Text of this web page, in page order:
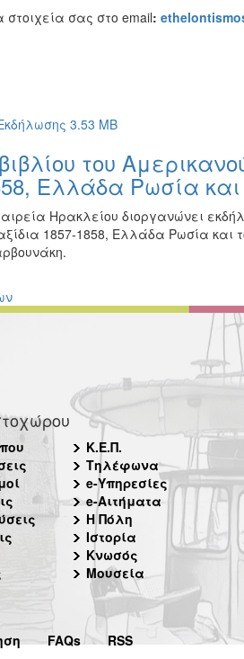
στοιχεία σας στο email:
3.53 MB
του
Ελλάδα Ρωσία
Ηρακλείου διοργανώνει
1857-1858, Ελλάδα Ρωσία και
Κ.Ε.Π.
Τηλέφωνα
e-Υπηρεσίες
e-Αιτήματα
Η Πόλη
Ιστορία
Κνωσός
Μουσεία
FAQs RSS